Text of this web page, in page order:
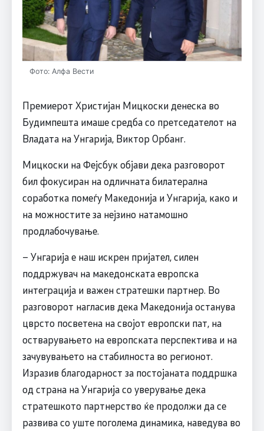
Фото: Алфа Вести
Премиерот Христијан Мицкоски денеска во
Будимпешта имаше средба со претседателот на
Владата на Унгарија, Виктор Орбанr.
Мицкоски на Фејсбук објави дека разговорот
бил фокусиран на одличната билатерална
соработка помеѓу Македонија и Унгарија, како и
на можностите за нејзино натамошно
продлабочување.
– Унгарија е наш искрен пријател, силен
поддржувач на македонската европска
интеграција и важен стратешки партнер. Во
разговорот нагласив дека Македонија останува
цврсто посветена на својот европски пат, на
остварувањето на европската перспектива и на
зачувувањето на стабилноста во регионот.
Изразив благодарност за постојаната поддршка
од страна на Унгарија со уверување дека
стратешкото партнерство ќе продолжи да се
развива со уште поголема динамика, наведува во